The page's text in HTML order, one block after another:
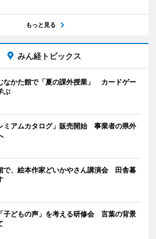
もっと見る
みん経トピックス
なかた館で「夏の課外授業」 カードゲー
ぶ
ミアムカタログ」販売開始 事業者の県外
で、絵本作家どいかやさん講演会 田舎暮
子どもの声」を考える研修会 言葉の背景